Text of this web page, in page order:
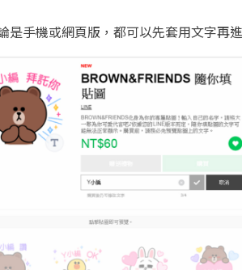
是手機或網頁版，都可以先套用文字再